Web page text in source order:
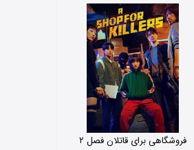
فروشگاهی برای قاتلان فصل ۲